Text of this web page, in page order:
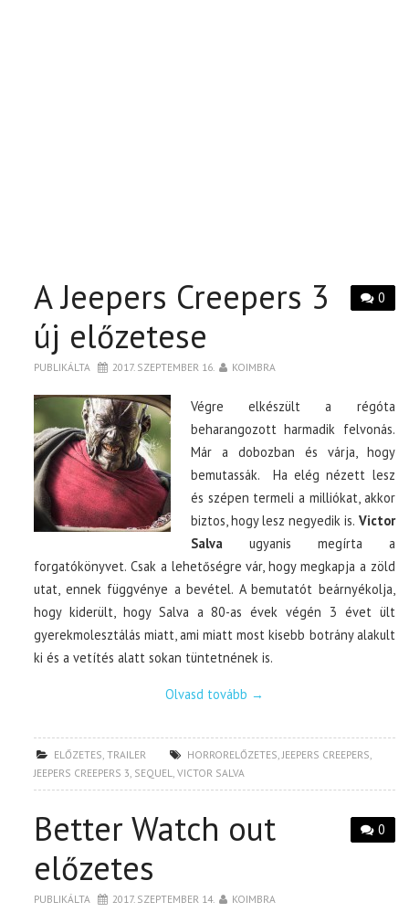
0
A Jeepers Creepers 3
új előzetese
PUBLIKÁLTA 2017. SZEPTEMBER 16. KOIMBRA
Végre elkészült a régóta
beharangozott harmadik felvonás.
Már a dobozban és várja, hogy
bemutassák. Ha elég nézett lesz
és szépen termeli a milliókat, akkor
biztos, hogy lesz negyedik is. Victor
Salva ugyanis megírta a
forgatókönyvet. Csak a lehetőségre vár, hogy megkapja a zöld
utat, ennek függvénye a bevétel. A bemutatót beárnyékolja,
hogy kiderült, hogy Salva a 80-as évek végén 3 évet ült
gyerekmolesztálás miatt, ami miatt most kisebb botrány alakult
ki és a vetítés alatt sokan tüntetnének is.
Olvasd tovább →
ELŐZETES,TRAILER HORRORELŐZETES,JEEPERS CREEPERS,
JEEPERS CREEPERS 3, SEQUEL,VICTOR SALVA
0
Better Watch out
előzetes
PUBLIKÁLTA 2017. SZEPTEMBER 14. KOIMBRA